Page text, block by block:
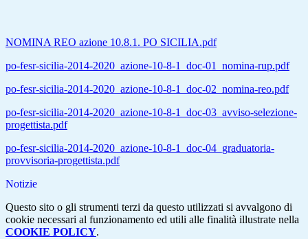
NOMINA REO azione 10.8.1. PO SICILIA.pdf
po-fesr-sicilia-2014-2020_azione-10-8-1_doc-01_nomina-rup.pdf
po-fesr-sicilia-2014-2020_azione-10-8-1_doc-02_nomina-reo.pdf
po-fesr-sicilia-2014-2020_azione-10-8-1_doc-03_avviso-selezione-
progettista.pdf
po-fesr-sicilia-2014-2020_azione-10-8-1_doc-04_graduatoria-
provvisoria-progettista.pdf
Notizie
Questo sito o gli strumenti terzi da questo utilizzati si avvalgono di
cookie necessari al funzionamento ed utili alle finalità illustrate nella
COOKIE POLICY.